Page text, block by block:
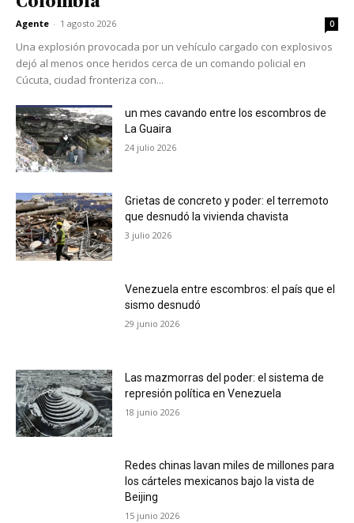
Agente - 1 agosto 2026 0
Una explosión provocada por un vehículo cargado con explosivos
dejó al menos once heridos cerca de un comando policial en
Cúcuta, ciudad fronteriza con...
un mes cavando entre los escombros de
La Guaira
24 julio 2026
Grietas de concreto y poder: el terremoto
que desnudó la vivienda chavista
3 julio 2026
Venezuela entre escombros: el país que el
sismo desnudó
29 junio 2026
Las mazmorras del poder: el sistema de
represión política en Venezuela
18 junio 2026
Redes chinas lavan miles de millones para
los cárteles mexicanos bajo la vista de
Beijing
15 junio 2026